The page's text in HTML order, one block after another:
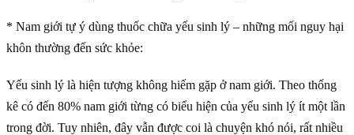
* Nam giới tự ý dùng thuốc chữa yếu sinh lý – những mối nguy hại
khôn thường đến sức khỏe:
Yếu sinh lý là hiện tượng không hiếm gặp ở nam giới. Theo thống
kê có đến 80% nam giới từng có biểu hiện của yếu sinh lý ít một lần
trong đời. Tuy nhiên, đây vẫn được coi là chuyện khó nói, rất nhiều